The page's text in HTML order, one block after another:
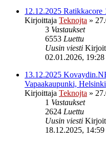
12.12.2025 Ratikkacore
Kirjoittaja Teknojta »
3 Vastaukset
6553 Luettu
Uusin viesti
02.01.2026, 19:28
13.12.2025
Vapaakaupunki, Helsinki
Kirjoittaja Teknojta »
1 Vastaukset
2624 Luettu
Uusin viesti
18.12.2025, 14:59